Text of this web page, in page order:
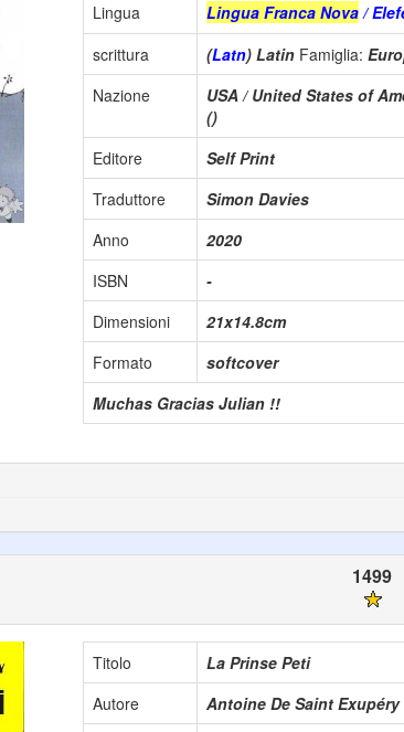
Lingua
Lingua Franca Nova/
scrittura
(Latn) Latin Famiglia:
Nazione
USA / United States of
()
Editore
Self Print
Traduttore
Simon Davies
Anno
2020
ISBN
-
Dimensioni
21x14.8cm
Formato
softcover
Muchas Gracias Julian !!
1499
Titolo
La Prinse Peti
Autore
Antoine De Saint Exupéry